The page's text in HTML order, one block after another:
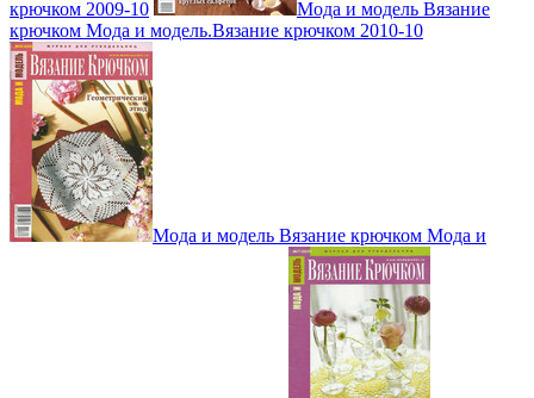
крючком 2009-10
Мода и модель Вязание
крючком Мода и модель.Вязание крючком 2010-10
Мода и модель Вязание крючком Мода и